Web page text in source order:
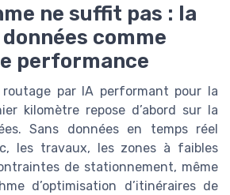
ne suffit pas : la
comme
performance
routage par IA performant pour la
kilomètre repose d’abord sur la
Sans données en temps réel
les travaux, les zones à faibles
de stationnement, même
d’optimisation d’itinéraires de